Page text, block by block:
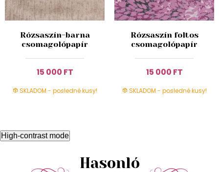
Rózsaszín-barna
csomagolópapír
15 000 FT
SKLADOM - posledné kusy!
Rózsaszín foltos
csomagolópapír
15 000 FT
SKLADOM - posledné kusy!
High-contrast mode
Hasonló